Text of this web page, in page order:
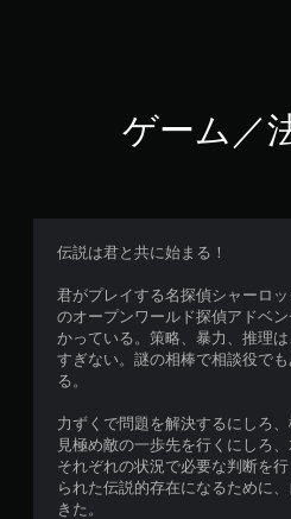
を巻き上げたりします。バトルア
ので慣れるまでが大変だと思いま
で、悪人を生きて引き渡さなけれ
終盤になるにつれて殺しまくってしまい
です。 ドイル以外が手がけた作
るゲームを出しているので補完能
かしながらこのゲームの後に原作
のやつじゃん！みたいなのがあり
つ描かれていないシャーロックの
にしていて非常に面白かったです
した！PSレビューが解禁された
した。 シチュエーションがかなり自分に刺さっているので贔
屓目なことをお許しください。不
もいいと思います。ぜひ参考にな
ゲーム／
伝説は君と共に始まる！
君がプレイする名探偵シャーロ
のオープンワールド探偵アドベ
かっている。策略、暴力、推理
すぎない。謎の相棒で相談役で
る。
力ずくで問題を解決するにしろ
見極め敵の一歩先を行くにしろ
それぞれの状況で必要な判断を
られた伝説的存在になるために
きた。